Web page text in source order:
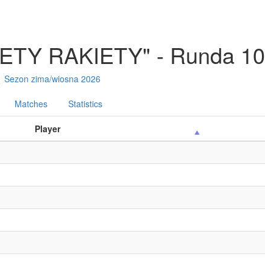
RAKIETY" - Runda 10
Sezon zima/wiosna 2026
Matches Statistics
Player